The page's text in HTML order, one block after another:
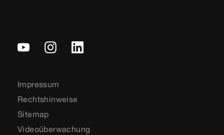
Impressum
Rechtshinweise
Sitemap
Videoüberwachung